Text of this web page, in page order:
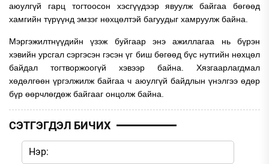
аюулгүй гарц тогтоосон хэсгүүдээр явуулж байгаа бөгөөд
хамгийн түрүүнд эмзэг нөхцөлтэй багуудыг хамруулж байна.
Мэргэжилтнүүдийн үзэж буйгаар энэ ажиллагаа нь бүрэн
хэвийн урсгал сэргэсэн гэсэн үг биш бөгөөд бүс нутгийн нөхцөл
байдал тогтворжоогүй хэвээр байна. Хязгаарлагдмал
хөдөлгөөн үргэлжилж байгаа ч аюулгүй байдлын үнэлгээ өдөр
бүр өөрчлөгдөж байгааг онцолж байна.
СЭТГЭГДЭЛ БИЧИХ